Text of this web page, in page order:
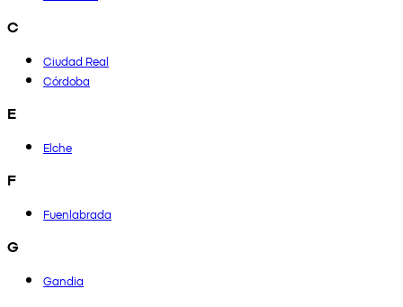
C
Ciudad Real
Córdoba
E
Elche
F
Fuenlabrada
G
Gandia